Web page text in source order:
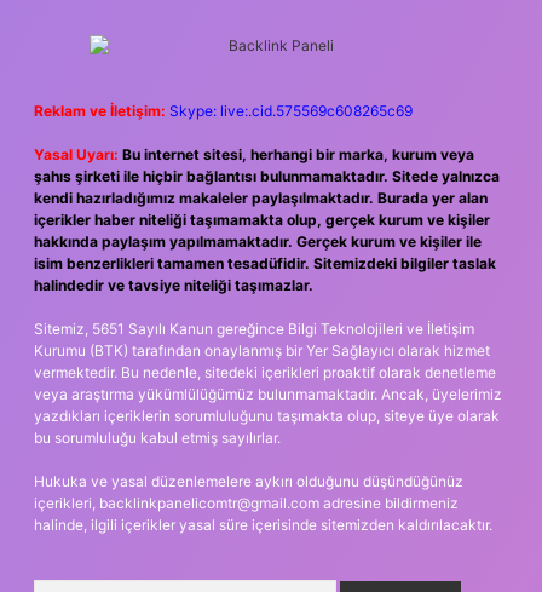
Reklam ve İletişim: Skype: live:.cid.575569c608265c69
Yasal Uyarı: Bu internet sitesi, herhangi bir marka, kurum veya
şahıs şirketi ile hiçbir bağlantısı bulunmamaktadır. Sitede yalnızca
kendi hazırladığımız makaleler paylaşılmaktadır. Burada yer alan
içerikler haber niteliği taşımamakta olup, gerçek kurum ve kişiler
hakkında paylaşım yapılmamaktadır. Gerçek kurum ve kişiler ile
isim benzerlikleri tamamen tesadüfidir. Sitemizdeki bilgiler taslak
halindedir ve tavsiye niteliği taşımazlar.
Sitemiz, 5651 Sayılı Kanun gereğince Bilgi Teknolojileri ve İletişim
Kurumu (BTK) tarafından onaylanmış bir Yer Sağlayıcı olarak hizmet
vermektedir. Bu nedenle, sitedeki içerikleri proaktif olarak denetleme
veya araştırma yükümlülüğümüz bulunmamaktadır. Ancak, üyelerimiz
yazdıkları içeriklerin sorumluluğunu taşımakta olup, siteye üye olarak
bu sorumluluğu kabul etmiş sayılırlar.
Hukuka ve yasal düzenlemelere aykırı olduğunu düşündüğünüz
içerikleri, backlinkpanelicomtr@gmail.com adresine bildirmeniz
halinde, ilgili içerikler yasal süre içerisinde sitemizden kaldırılacaktır.